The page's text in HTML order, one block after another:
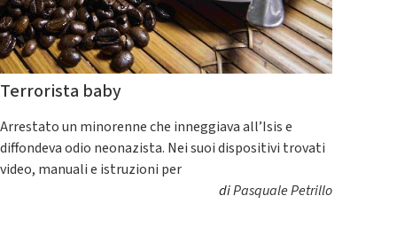
Terrorista baby
Arrestato un minorenne che inneggiava all’Isis e
diffondeva odio neonazista. Nei suoi dispositivi trovati
video, manuali e istruzioni per
diPasquale Petrillo